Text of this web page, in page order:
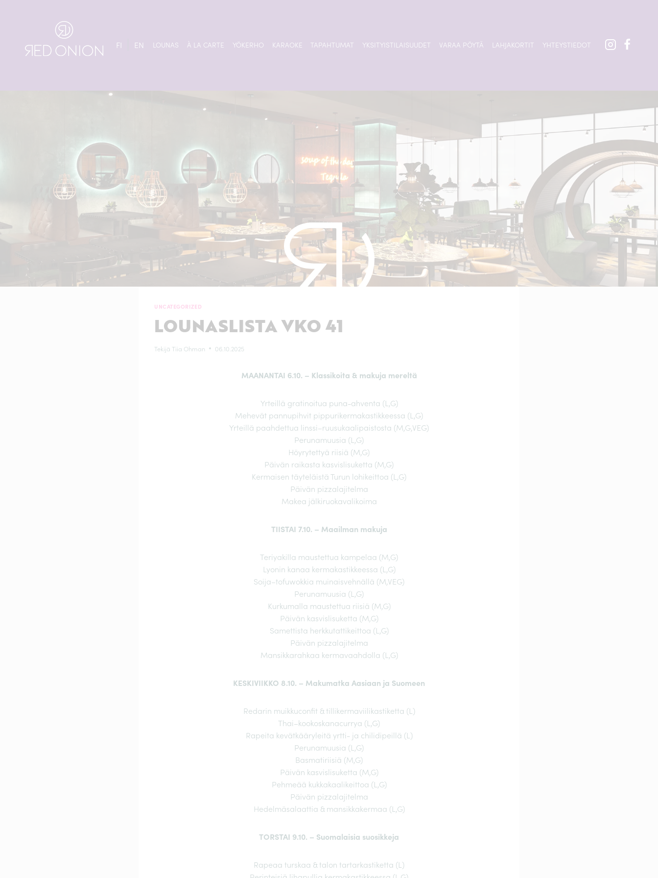
FI EN LOUNAS À LA CARTE YÖKERHO KARAOKE TAPAHTUMAT YKSITYISTILAISUUDET VARAA PÖYTÄ LAHJAKORTIT YHTEYSTIEDOT
UNCATEGORIZED
LOUNASLISTA VKO 41
Tekijä Tiia Ohman 06.10.2025
MAANANTAI 6.10. – Klassikoita & makuja mereltä
Yrteillä gratinoitua puna-ahventa (L,G)
Mehevät pannupihvit pippurikermakastikkeessa (L,G)
Yrteillä paahdettua linssi–ruusukaalipaistosta (M,G,VEG)
Perunamuusia (L,G)
Höyrytettyä riisiä (M,G)
Päivän raikasta kasvislisuketta (M,G)
Kermaisen täyteläistä Turun lohikeittoa (L,G)
Päivän pizzalajitelma
Makea jälkiruokavalikoima
TIISTAI 7.10. – Maailman makuja
Teriyakilla maustettua kampelaa (M,G)
Lyonin kanaa kermakastikkeessa (L,G)
Soija–tofuwokkia muinaisvehnällä (M,VEG)
Perunamuusia (L,G)
Kurkumalla maustettua riisiä (M,G)
Päivän kasvislisuketta (M,G)
Samettista herkkutattikeittoa (L,G)
Päivän pizzalajitelma
Mansikkarahkaa kermavaahdolla (L,G)
KESKIVIIKKO 8.10. – Makumatka Aasiaan ja Suomeen
Redarin muikkuconfit & tillikermaviilikastiketta (L)
Thai–kookoskanacurrya (L,G)
Rapeita kevätkääryleitä yrtti- ja chilidipeillä (L)
Perunamuusia (L,G)
Basmatiriisiä (M,G)
Päivän kasvislisuketta (M,G)
Pehmeää kukkakaalikeittoa (L,G)
Päivän pizzalajitelma
Hedelmäsalaattia & mansikkakermaa (L,G)
TORSTAI 9.10. – Suomalaisia suosikkeja
Rapeaa turskaa & talon tartarkastiketta (L)